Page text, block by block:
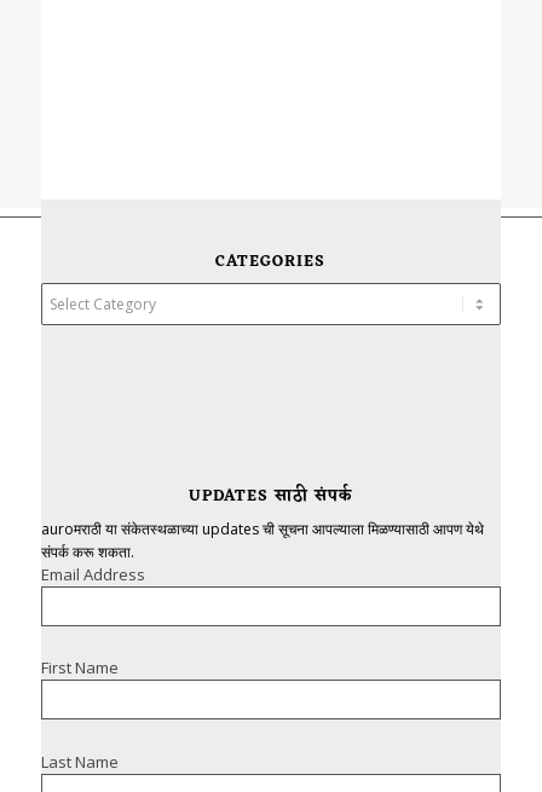
CATEGORIES
UPDATES साठी संपर्क
auroमराठी या संकेतस्थळाच्या updates ची सूचना आपल्याला मिळण्यासाठी आपण येथे
संपर्क करू शकता.
Email Address
First Name
Last Name